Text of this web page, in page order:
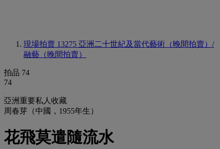
現場拍賣 13275 亞洲二十世紀及當代藝術（晚間拍賣）/
融藝（晚間拍賣）
拍品 74
74
亞洲重要私人收藏
周春芽（中國，1955年生）
花飛莫遣隨流水